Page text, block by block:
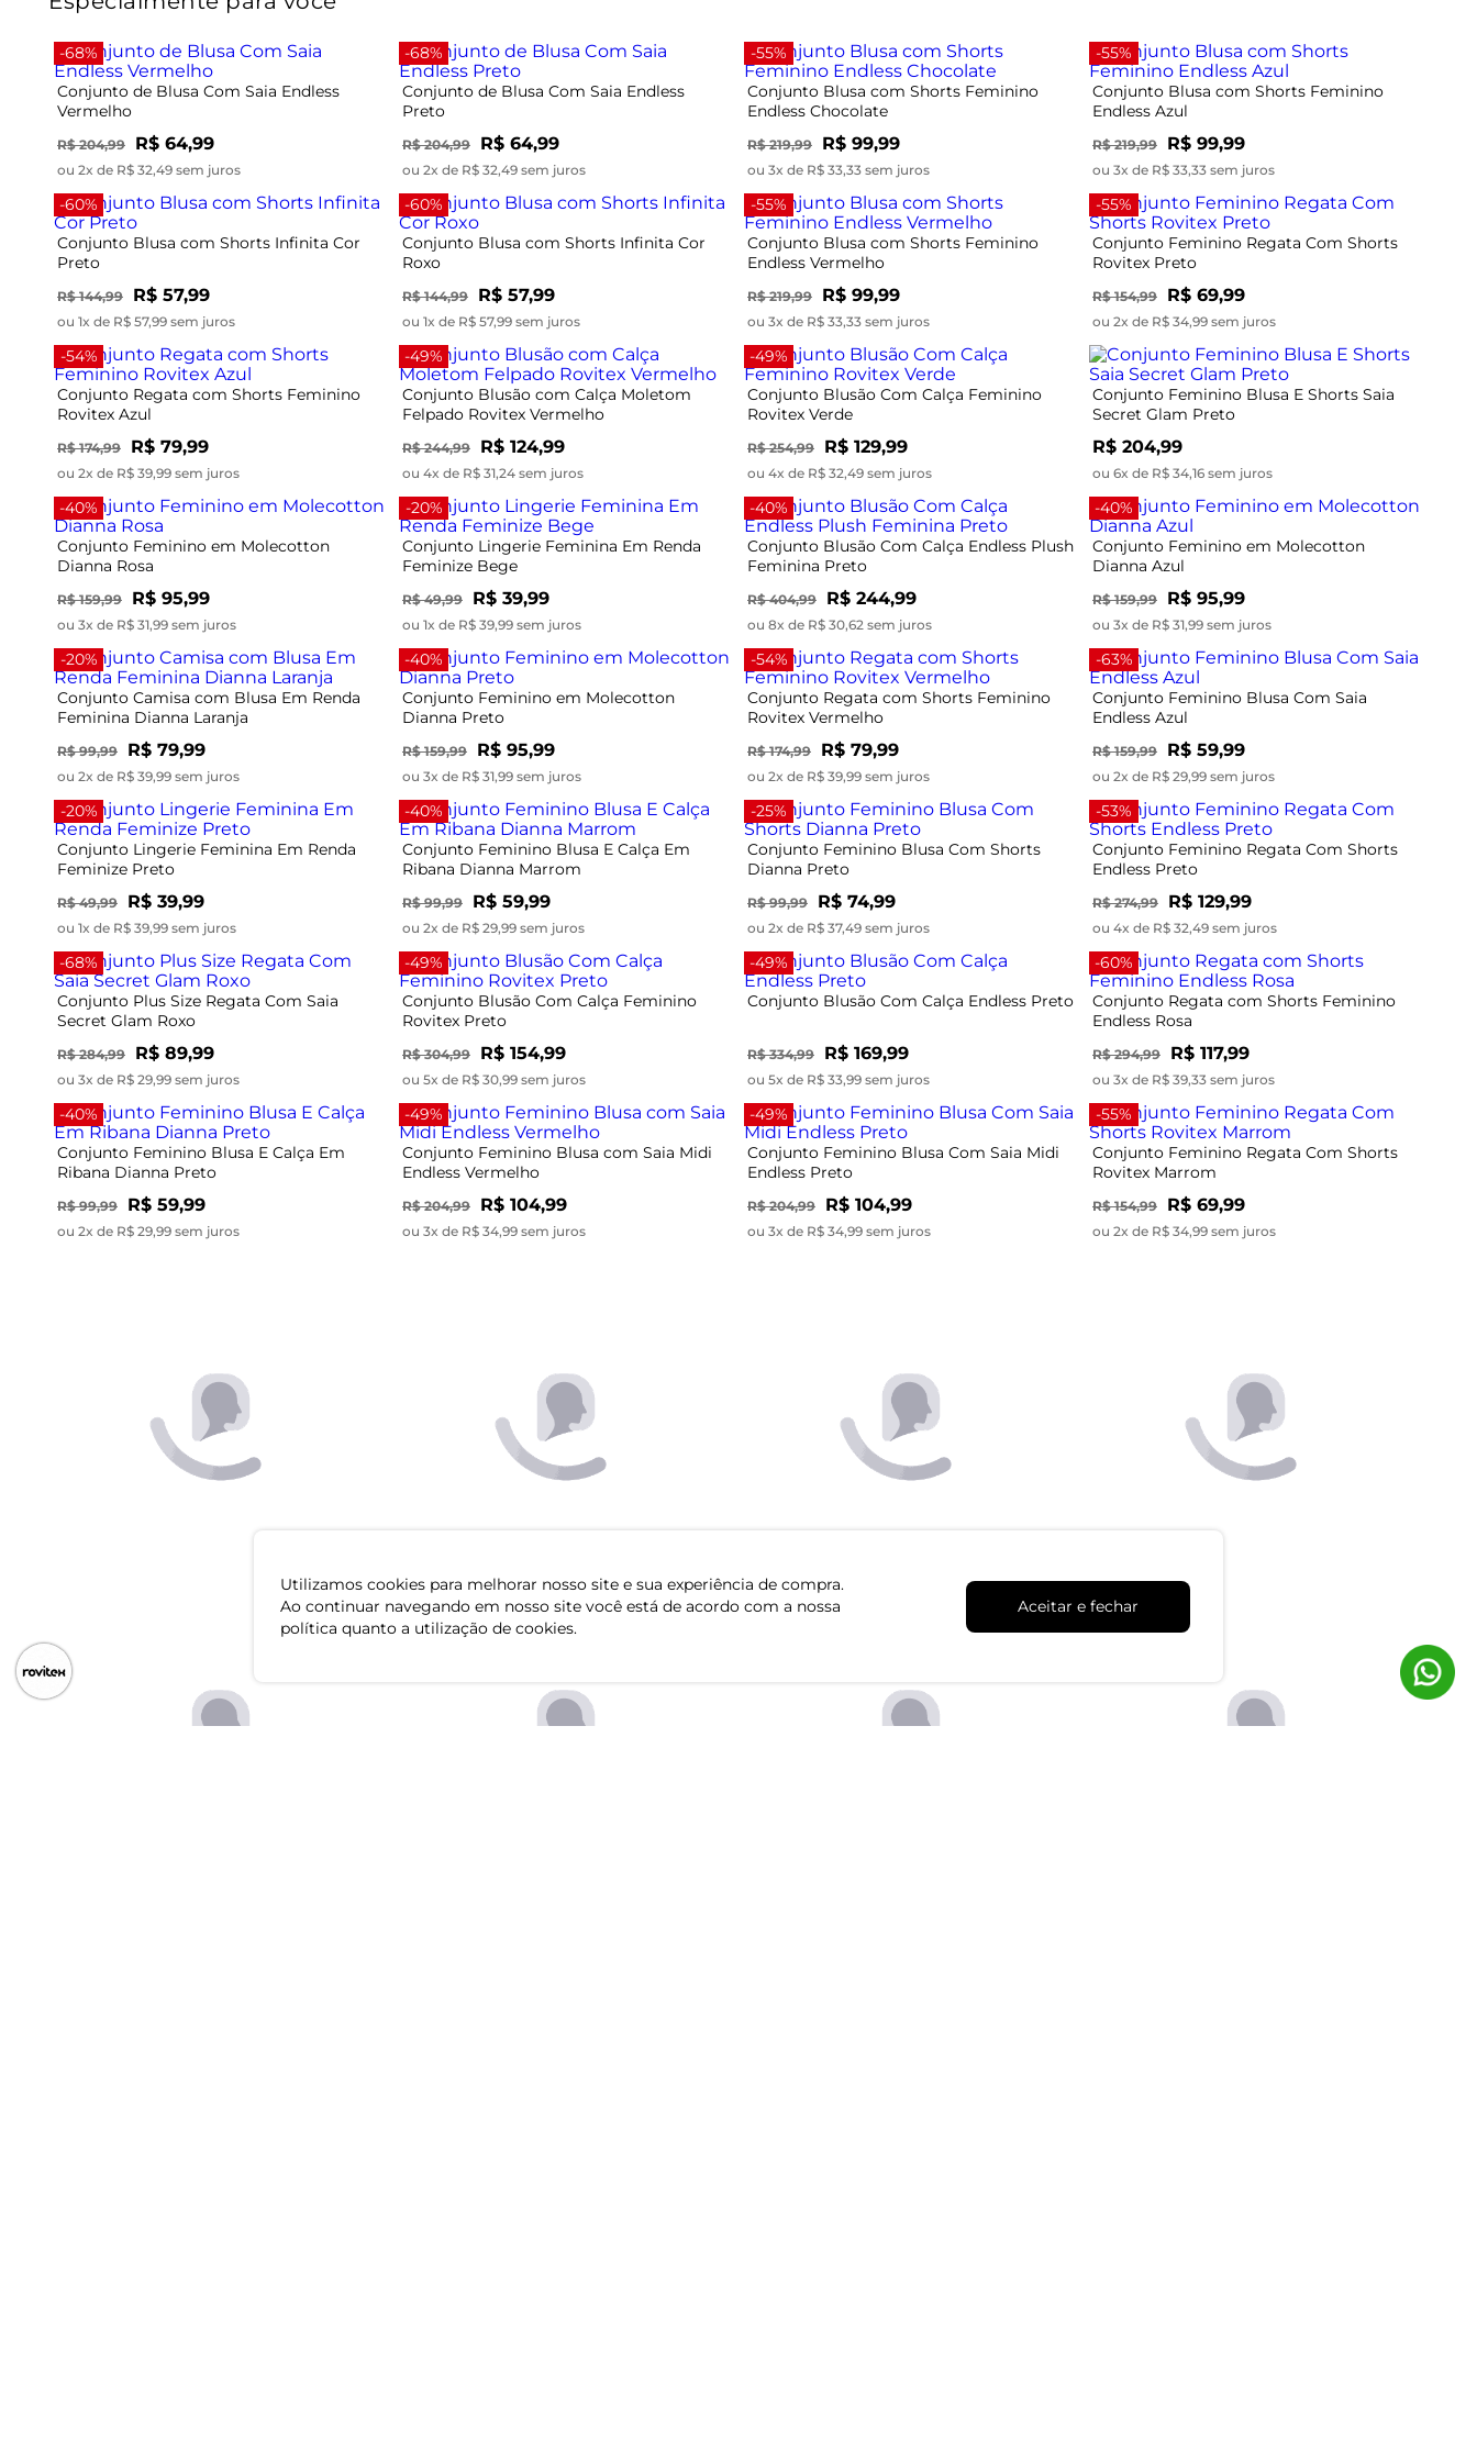
Utilizamos cookies para melhorar nosso site e sua experiência de compra.
Ao continuar navegando em nosso site você está de acordo com a nossa
política quanto a utilização de cookies.
Aceitar e fechar
-68%
Conjunto de Blusa Com Saia Endless
Vermelho
R$ 204,99 R$ 64,99
ou 2x de R$ 32,49 sem juros
-68%
Conjunto de Blusa Com Saia Endless
Preto
R$ 204,99 R$ 64,99
ou 2x de R$ 32,49 sem juros
-55%
Conjunto Blusa com Shorts Feminino
Endless Chocolate
R$ 219,99 R$ 99,99
ou 3x de R$ 33,33 sem juros
-55%
Conjunto Blusa com Shorts Feminino
Endless Azul
R$ 219,99 R$ 99,99
ou 3x de R$ 33,33 sem juros
-60%
Conjunto Blusa com Shorts Infinita Cor
Preto
ou 1x de R$ 57,99 sem juros
-60%
Conjunto Blusa com Shorts Infinita Cor
Roxo
ou 1x de R$ 57,99 sem juros
-55%
Conjunto Blusa com Shorts Feminino
Endless Vermelho
R$ 99,99
ou 3x de R$ 33,33 sem juros
-55%
Conjunto Feminino Regata Com Shorts
Rovitex Preto
R$ 69,99
ou 2x de R$ 34,99 sem juros
Conjunto Regata com Shorts Feminino
Rovitex Azul
R$ 174,99 R$ 79,99
Conjunto Blusão com Calça Moletom
Felpado Rovitex Vermelho
R$ 244,99 R$ 124,99
Conjunto Blusão Com Calça Feminino
Rovitex Verde
R$ 254,99 R$ 129,99
Conjunto Feminino Blusa E Shorts Saia
Secret Glam Preto
R$ 204,99
-40%
Conjunto Feminino em Molecotton
Dianna Rosa
R$ 159,99 R$ 95,99
ou 3x de R$ 31,99 sem juros
-20%
Conjunto Lingerie Feminina Em Renda
Feminize Bege
R$ 49,99 R$ 39,99
ou 1x de R$ 39,99 sem juros
-40%
Conjunto Blusão Com Calça Endless Plush
Feminina Preto
R$ 404,99 R$ 244,99
ou 8x de R$ 30,62 sem juros
-40%
Conjunto Feminino em Molecotton
Dianna Azul
R$ 159,99 R$ 95,99
ou 3x de R$ 31,99 sem juros
-20%
Conjunto Camisa com Blusa Em Renda
Feminina Dianna Laranja
R$ 99,99 R$ 79,99
ou 2x de R$ 39,99 sem juros
-40%
Conjunto Feminino em Molecotton
Dianna Preto
R$ 159,99 R$ 95,99
ou 3x de R$ 31,99 sem juros
-54%
Conjunto Regata com Shorts Feminino
Rovitex Vermelho
R$ 174,99 R$ 79,99
ou 2x de R$ 39,99 sem juros
-63%
Conjunto Feminino Blusa Com Saia
Endless Azul
R$ 159,99 R$ 59,99
ou 2x de R$ 29,99 sem juros
Conjunto Lingerie Feminina Em Renda
Feminize Preto
R$ 49,99 R$ 39,99
ou 1x de R$ 39,99 sem juros
Conjunto Feminino Blusa E Calça Em
Ribana Dianna Marrom
R$ 99,99 R$ 59,99
ou 2x de R$ 29,99 sem juros
Conjunto Feminino Blusa Com Shorts
Dianna Preto
R$ 99,99 R$ 74,99
ou 2x de R$ 37,49 sem juros
Conjunto Feminino Regata Com Shorts
Endless Preto
R$ 274,99 R$ 129,99
ou 4x de R$ 32,49 sem juros
-68%
Secret Glam Roxo
R$ 284,99 R$ 89,99
ou 3x de R$ 29,99 sem juros
-49%
Rovitex Preto
R$ 304,99 R$ 154,99
ou 5x de R$ 30,99 sem juros
-49%
R$ 334,99 R$ 169,99
ou 5x de R$ 33,99 sem juros
-60%
Endless Rosa
R$ 294,99 R$ 117,99
ou 3x de R$ 39,33 sem juros
-40%
Conjunto Feminino Blusa E Calça Em
R$ 99,99 R$ 59,99
ou 2x de R$ 29,99 sem juros
-49%
Conjunto Feminino Blusa com Saia Midi
R$ 204,99 R$ 104,99
ou 3x de R$ 34,99 sem juros
-49%
Conjunto Feminino Blusa Com Saia Midi
R$ 204,99 R$ 104,99
ou 3x de R$ 34,99 sem juros
-55%
Conjunto Feminino Regata Com Shorts
R$ 154,99 R$ 69,99
ou 2x de R$ 34,99 sem juros
-49%
Conjunto Feminino Blusa com Saia Midi
Endless Preto
R$ 204,99 R$ 104,99
ou 3x de R$ 34,99 sem juros
-50%
Conjunto Feminino Blusa de Tule com Top
Dianna Preto
R$ 99,99 R$ 49,99
ou 1x de R$ 49,99 sem juros
-49%
Conjunto Blusão Com Calça Feminino
Rovitex Preto
R$ 254,99 R$ 129,99
ou 4x de R$ 32,49 sem juros
-53%
Conjunto Regata com Shorts Feminino
Rovitex Preto
R$ 169,99 R$ 79,99
ou 2x de R$ 39,99 sem juros
Quem somos
Políticas de Privacidade
Trocas e Devoluções
Regulamento de Promoções
Central de Atendimento
Dúvidas Frequentes
Segunda à sexta das 8:00 às 17:00